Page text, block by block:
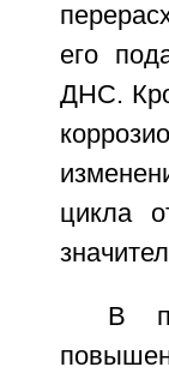
его
ДНС.
цикла
В